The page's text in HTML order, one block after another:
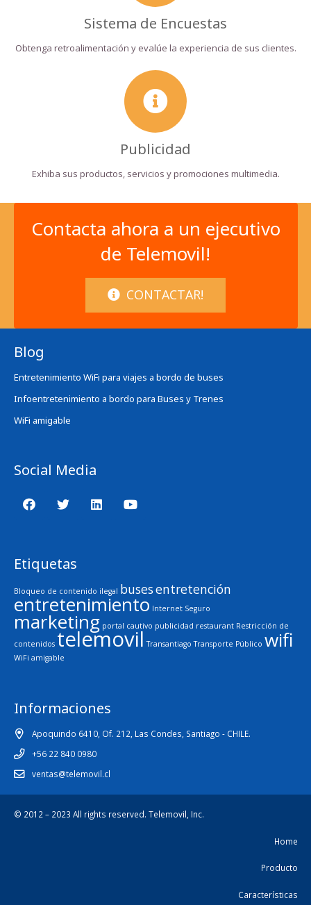
Sistema de Encuestas
Obtenga retroalimentación y evalúe la experiencia de sus clientes.
Publicidad
Exhiba sus productos, servicios y promociones multimedia.
Contacta ahora a un ejecutivo
de Telemovil!
CONTACTAR!
Blog
Entretenimiento WiFi para viajes a bordo de buses
Infoentretenimiento a bordo para Buses y Trenes
WiFi amigable
Social Media
Etiquetas
Bloqueo de contenido ilegal busesentretención
entretenimiento Internet Seguro
marketing portal cautivo publicidad restaurant Restricción de
contenidos telemovil Transantiago Transporte Público wifi
WiFi amigable
Informaciones
Apoquindo 6410, Of. 212, Las Condes, Santiago - CHILE.
+56 22 840 0980
ventas@telemovil.cl
© 2012 – 2023 All rights reserved. Telemovil, Inc.
Home
Producto
Características